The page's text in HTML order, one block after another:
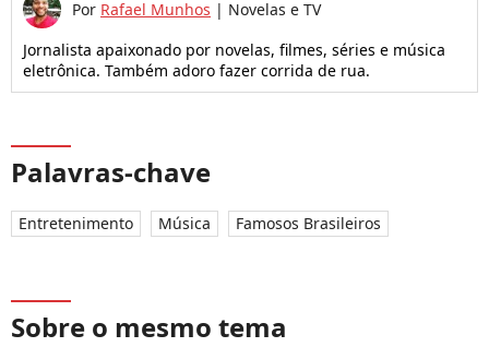
Por Rafael Munhos | Novelas e TV
Jornalista apaixonado por novelas, filmes, séries e música
eletrônica. Também adoro fazer corrida de rua.
Palavras-chave
Entretenimento Música Famosos Brasileiros
Sobre o mesmo tema